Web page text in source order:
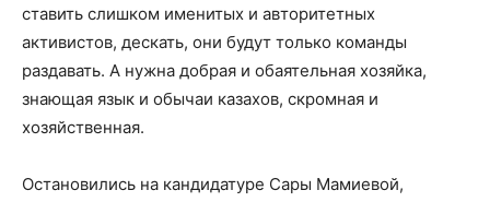
ставить слишком именитых и авторитетных
активистов, дескать, они будут только команды
раздавать. А нужна добрая и обаятельная хозяйка,
знающая язык и обычаи казахов, скромная и
хозяйственная.
Остановились на кандидатуре Сары Мамиевой,